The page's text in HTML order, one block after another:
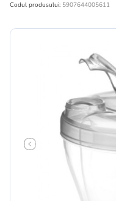
Codul produsului: 5907644005611